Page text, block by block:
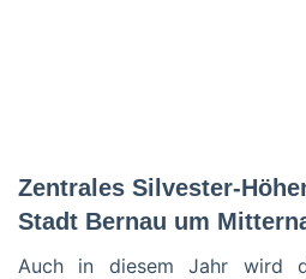
Zentrales Silvester-
Stadt Bernau um
Auch in diesem Jahr wird